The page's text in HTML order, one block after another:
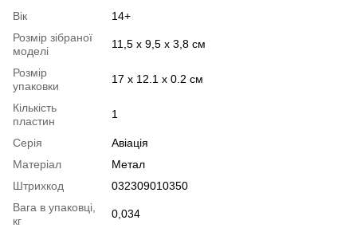
Вік
14+
Розмір зібраної
моделі
11,5 х 9,5 х 3,8 см
Розмір
упаковки
17 х 12.1 х 0.2 см
Кількість
пластин
1
Серія
Авіація
Матеріал
Метал
Штрихкод
032309010350
Вага в упаковці,
кг
0,034